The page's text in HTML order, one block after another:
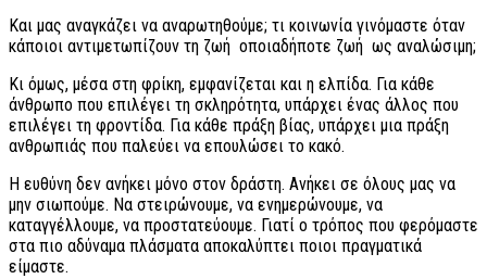
Και μας αναγκάζει να αναρωτηθούμε; τι κοινωνία γινόμαστε όταν
κάποιοι αντιμετωπίζουν τη ζωή οποιαδήποτε ζωή ως αναλώσιμη;
Κι όμως, μέσα στη φρίκη, εμφανίζεται και η ελπίδα. Για κάθε
άνθρωπο που επιλέγει τη σκληρότητα, υπάρχει ένας άλλος που
επιλέγει τη φροντίδα. Για κάθε πράξη βίας, υπάρχει μια πράξη
ανθρωπιάς που παλεύει να επουλώσει το κακό.
Η ευθύνη δεν ανήκει μόνο στον δράστη. Ανήκει σε όλους μας να
μην σιωπούμε. Να στειρώνουμε, να ενημερώνουμε, να
καταγγέλλουμε, να προστατεύουμε. Γιατί ο τρόπος που φερόμαστε
στα πιο αδύναμα πλάσματα αποκαλύπτει ποιοι πραγματικά
είμαστε.